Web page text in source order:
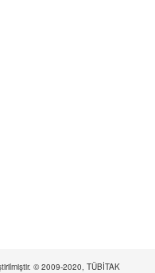
© 2009-2020, TÜBİTAK